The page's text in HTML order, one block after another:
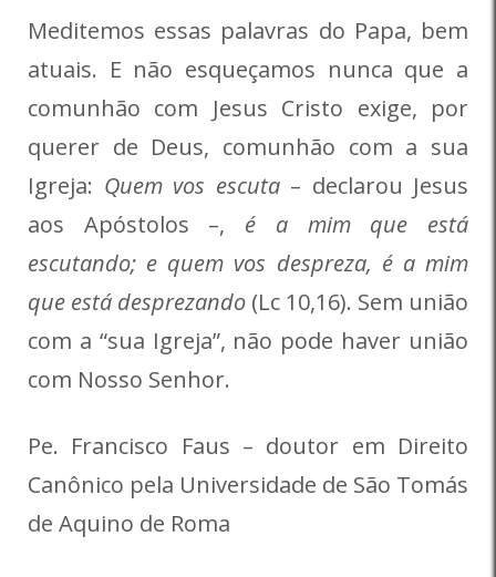
Meditemos essas palavras do Papa, bem
atuais. E não esqueçamos nunca que a
comunhão com Jesus Cristo exige, por
querer de Deus, comunhão com a sua
Igreja: Quem vos escuta – declarou Jesus
aos Apóstolos –, é a mim que está
escutando; e quem vos despreza, é a mim
que está desprezando (Lc 10,16). Sem união
com a “sua Igreja”, não pode haver união
com Nosso Senhor.
Pe. Francisco Faus – doutor em Direito
Canônico pela Universidade de São Tomás
de Aquino de Roma